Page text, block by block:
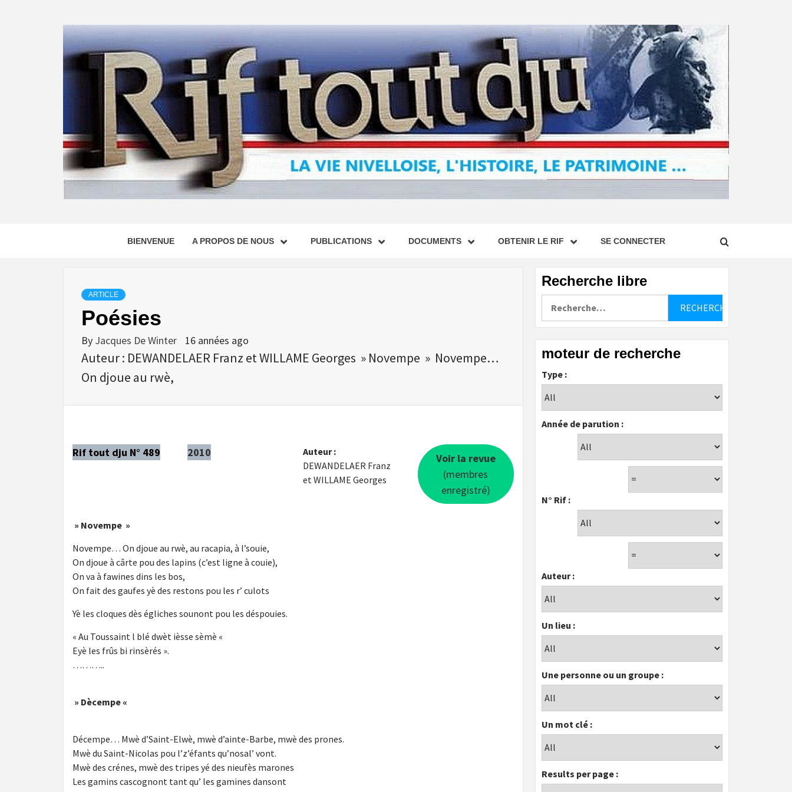
BIENVENUE A PROPOS DE NOUS PUBLICATIONS DOCUMENTS OBTENIR LE RIF SE CONNECTER
ARTICLE
Poésies
By Jacques De Winter 16 années ago
Auteur : DEWANDELAER Franz et WILLAME Georges » Novempe » Novempe…
On djoue au rwè,
Rif tout dju N° 489 2010
Auteur :
DEWANDELAER Franz
et WILLAME Georges
Voir la revue
(membres
enregistré)
» Novempe »
Novempe… On djoue au rwè, au racapia, à l’souie,
On djoue à cârte pou des lapins (c’est ligne à couie),
On va à fawines dins les bos,
On fait des gaufes yè des restons pou les r’ culots
Yè les cloques dès égliches sounont pou les déspouies.
« Au Toussaint l blé dwèt ièsse sèmè «
Eyè les frûs bi rinsèrés ».
………..
» Dècempe «
Décempe… Mwè d’Saint-Elwè, mwè d’ainte-Barbe, mwè des prones.
Mwè du Saint-Nicolas pou l’z’éfants qu’nosal’ vont.
Mwè des crénes, mwè des tripes yé des nieufès marones
Les gamins cascognont tant qu’ les gamines dansont
Recherche libre
moteur de recherche
Type :
Année de parution :
N° Rif :
Auteur :
Un lieu :
Une personne ou un groupe :
Un mot clé :
Results per page :